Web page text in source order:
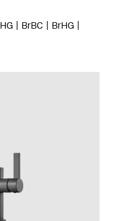
HG BrBC
BrHG